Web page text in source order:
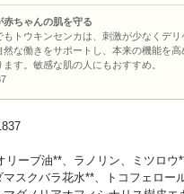
赤ちゃんの肌を守る
トウキンセンカは、刺激が少なくデリ
然な働きをサポートし、本来の機能を
す。敏感な肌の人にもおすすめ。
リーブ油**、ラノリン、ミツロウ
スクバラ花水**、トコフェロー